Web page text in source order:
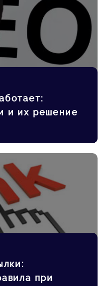
и их решение
при